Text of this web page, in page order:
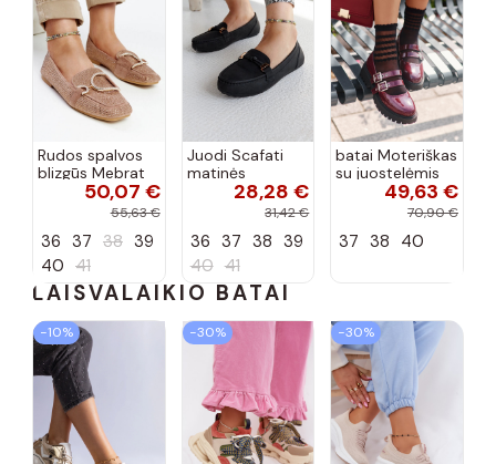
Rudos spalvos
blizgūs Mebrat
bateliai50,07 €
55,63 €
36 37 38 39
40 41
Juodi Scafati
matinės
apdailos bateliai
28,28 €
31,42 €
36 37 38 39
40 41
batai Moteriškas
su juostelėmis
su lako efektu
bordo spalvos
49,63 €
70,90 €
37 38 40
LAISVALAIKIO BATAI
−10% −30% −30%